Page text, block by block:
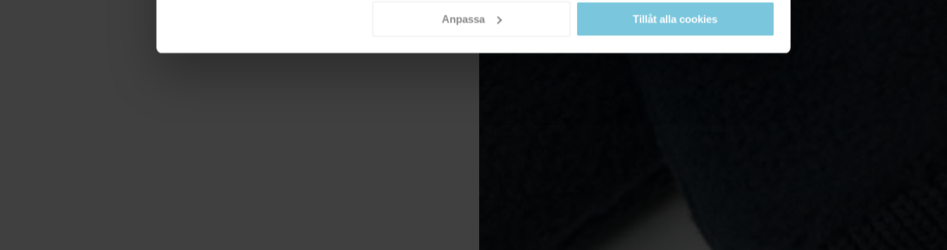
Anpassa Tillåt alla cookies